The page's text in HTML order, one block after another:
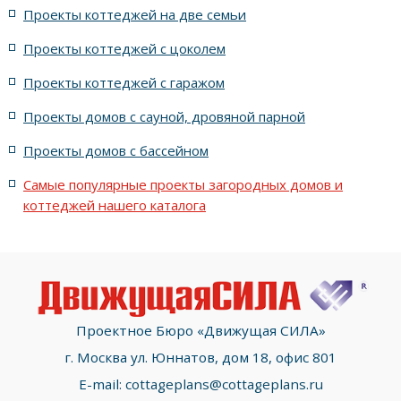
1000 проектов домов из тёплой керамики
Проекты коттеджей на две семьи
Проекты коттеджей с цоколем
Проекты коттеджей с гаражом
Проекты домов с сауной, дровяной парной
Проекты домов с бассейном
Самые популярные проекты загородных домов и
коттеджей нашего каталога
Проектное Бюро «Движущая СИЛА»
г. Москва ул. Юннатов, дом 18, офис 801
E-mail: cottageplans@cottageplans.ru